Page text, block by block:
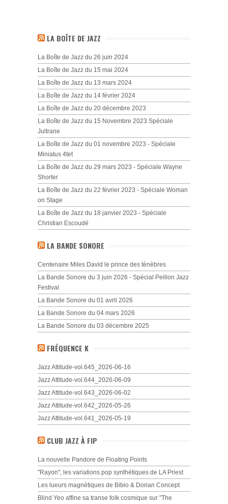
LA BOÎTE DE JAZZ
La Boîte de Jazz du 26 juin 2024
La Boîte de Jazz du 15 mai 2024
La Boîte de Jazz du 13 mars 2024
La Boîte de Jazz du 14 février 2024
La Boîte de Jazz du 20 décembre 2023
La Boîte de Jazz du 15 Novembre 2023 Spéciale
Jultrane
La Boîte de Jazz du 01 novembre 2023 - Spéciale
Miniatus 4tet
La Boîte de Jazz du 29 mars 2023 - Spéciale Wayne
Shorter
La Boîte de Jazz du 22 février 2023 - Spéciale Woman
on Stage
La Boîte de Jazz du 18 janvier 2023 - Spéciale
Christian Escoudé
LA BANDE SONORE
Centenaire Miles David le prince des ténèbres
La Bande Sonore du 3 juin 2026 - Spécial Peillon Jazz
Festival
La Bande Sonore du 01 avril 2026
La Bande Sonore du 04 mars 2026
La Bande Sonore du 03 décembre 2025
FRÉQUENCE K
Jazz Attitude-vol.645_2026-06-16
Jazz Attitude-vol.644_2026-06-09
Jazz Attitude-vol.643_2026-06-02
Jazz Attitude-vol.642_2026-05-26
Jazz Attitude-vol.641_2026-05-19
CLUB JAZZ À FIP
La nouvelle Pandore de Floating Points
"Rayon", les variations pop synthétiques de LA Priest
Les lueurs magnétiques de Bibio & Dorian Concept
Blind Yeo affine sa transe folk cosmique sur "The